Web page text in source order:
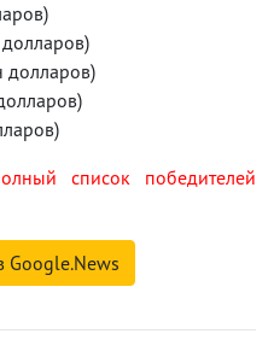
долларов)
список победителей
Google.News